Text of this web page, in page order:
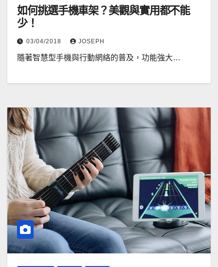
如何挑選手機車架？美觀與實用都不能
少！
03/04/2018 JOSEPH
隨著智慧型手機與行動網絡的普及，功能強大…